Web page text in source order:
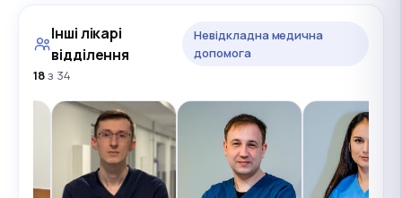
Інші лікарі
відділення
Невідкладна медична
допомога
18з 34